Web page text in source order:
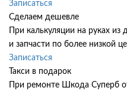
Записаться
Сделаем дешевле
При калькуляции на руках
и запчасти по более низкой
Записаться
Такси в подарок
При ремонте Шкода Суперб